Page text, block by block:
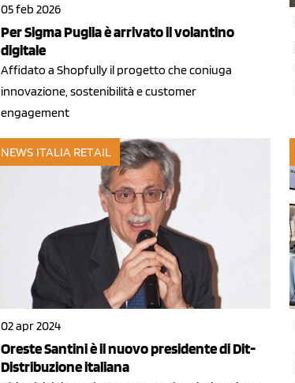
05 feb 2026
Per Sigma Puglia è arrivato il volantino
digitale
Affidato a Shopfully il progetto che coniuga
innovazione, sostenibilità e customer
engagement
NEWS ITALIA RETAIL
02 apr 2024
Oreste Santini è il nuovo presidente di Dit-
Distribuzione italiana